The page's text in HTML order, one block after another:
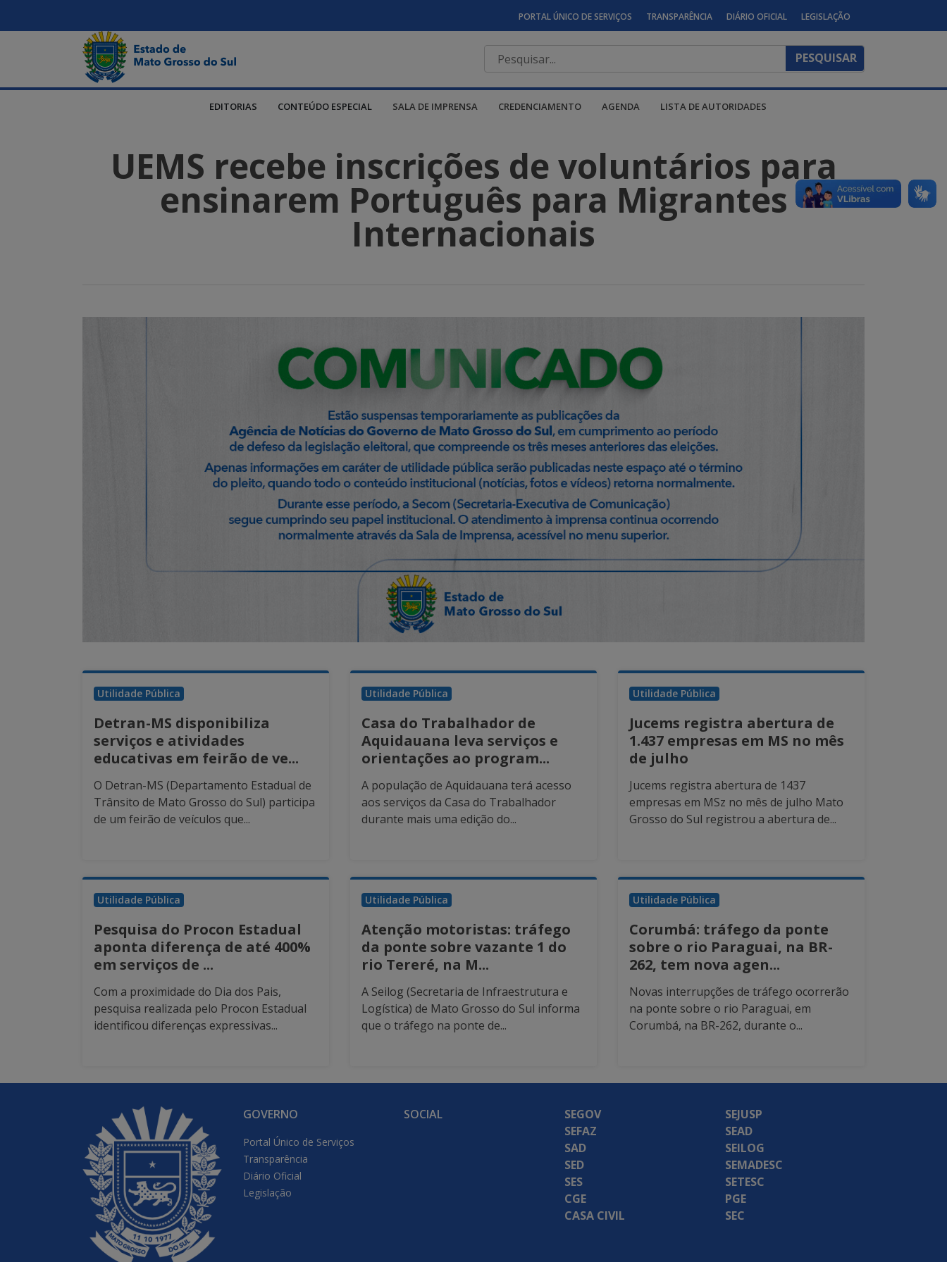
PORTAL ÚNICO DE SERVIÇOS TRANSPARÊNCIA DIÁRIO OFICIAL LEGISLAÇÃO
EDITORIAS CONTEÚDO ESPECIAL SALA DE IMPRENSA CREDENCIAMENTO AGENDA LISTA DE AUTORIDADES
UEMS recebe inscrições de voluntários para
ensinarem Português para Migrantes
Internacionais
Utilidade Pública
Detran-MS disponibiliza
serviços e atividades
educativas em feirão de ve...
O Detran-MS (Departamento Estadual de
Trânsito de Mato Grosso do Sul) participa
de um feirão de veículos que...
Utilidade Pública
Casa do Trabalhador de
Aquidauana leva serviços e
orientações ao program...
A população de Aquidauana terá acesso
aos serviços da Casa do Trabalhador
durante mais uma edição do...
Utilidade Pública
Jucems registra abertura de
1.437 empresas em MS no mês
de julho
Jucems registra abertura de 1437
empresas em MSz no mês de julho Mato
Grosso do Sul registrou a abertura de...
Utilidade Pública
Pesquisa do Procon Estadual
aponta diferença de até 400%
em serviços de ...
Com a proximidade do Dia dos Pais,
pesquisa realizada pelo Procon Estadual
identificou diferenças expressivas...
Utilidade Pública
Atenção motoristas: tráfego
da ponte sobre vazante 1 do
rio Tereré, na M...
A Seilog (Secretaria de Infraestrutura e
Logística) de Mato Grosso do Sul informa
que o tráfego na ponte de...
Utilidade Pública
Corumbá: tráfego da ponte
sobre o rio Paraguai, na BR-
262, tem nova agen...
Novas interrupções de tráfego ocorrerão
na ponte sobre o rio Paraguai, em
Corumbá, na BR-262, durante o...
GOVERNO
Portal Único de Serviços
Transparência
Diário Oficial
Legislação
SOCIAL
SEGOV
SEFAZ
SAD
SED
SES
CGE
CASA CIVIL
SEJUSP
SEAD
SEILOG
SEMADESC
SETESC
PGE
SEC